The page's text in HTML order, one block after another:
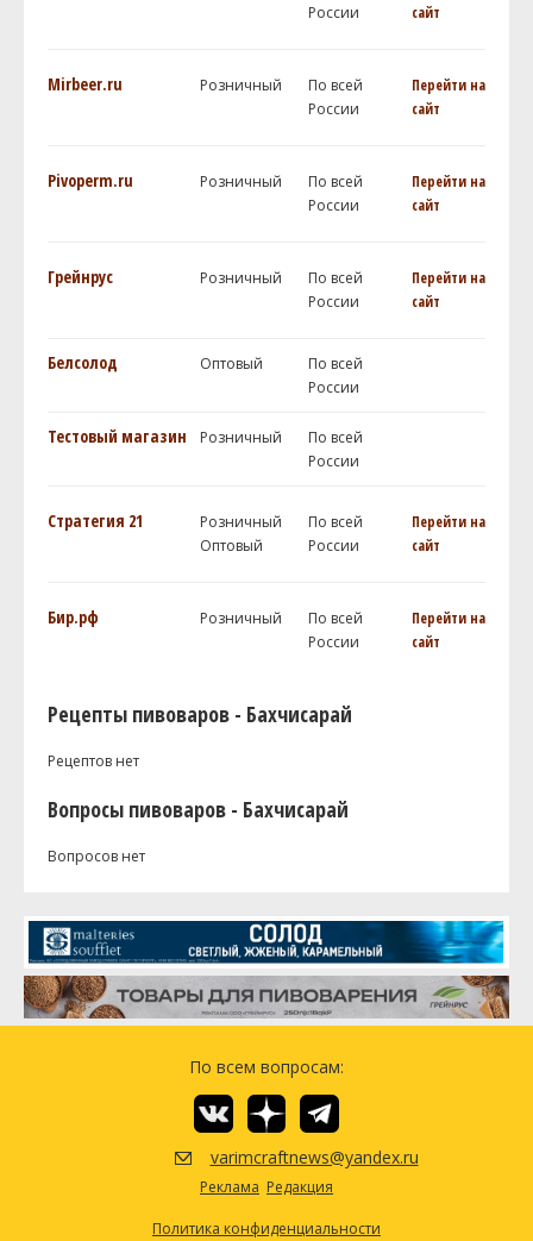
России
сайт
Mirbeer.ru Розничный
По всей
России
Перейти на
сайт
Pivoperm.ru Розничный
По всей
России
Перейти на
сайт
Грейнрус Розничный
По всей
России
Перейти на
сайт
Белсолод Оптовый
По всей
России
Тестовый магазин Розничный
По всей
России
Стратегия 21
Розничный
Оптовый
По всей
России
Перейти на
сайт
Бир.рф Розничный
По всей
России
Перейти на
сайт
Рецепты пивоваров - Бахчисарай
Рецептов нет
Вопросы пивоваров - Бахчисарай
Вопросов нет
По всем вопросам:
varimcraftnews@yandex.ru
Реклама Редакция
Политика конфиденциальности